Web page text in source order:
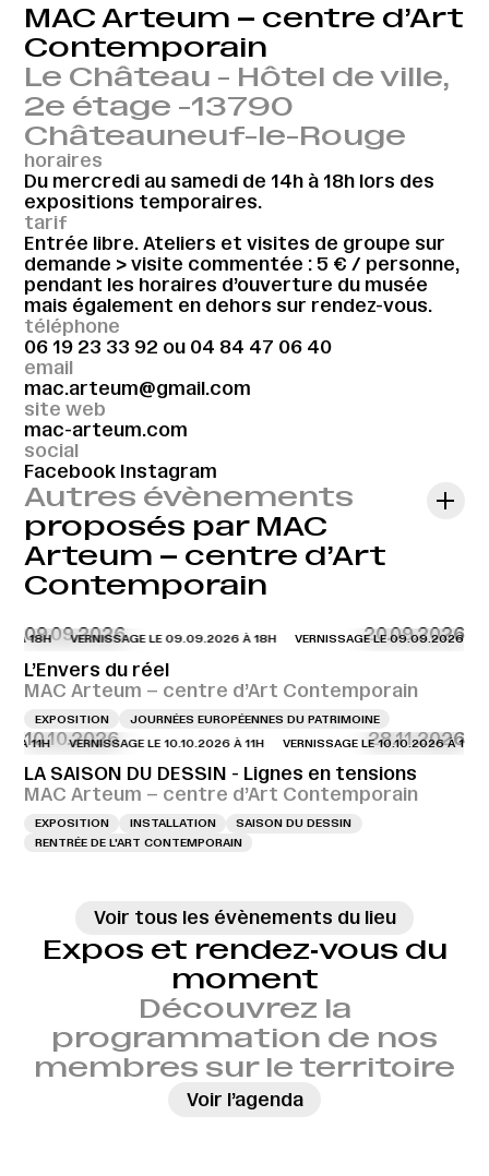
MAC Arteum – centre d’Art
Contemporain
Le Château - Hôtel de ville,
2e étage -13790
Châteauneuf-le-Rouge
horaires
Du mercredi au samedi de 14h à 18h lors des
expositions temporaires.
tarif
Entrée libre. Ateliers et visites de groupe sur
demande > visite commentée : 5 € / personne,
pendant les horaires d’ouverture du musée
mais également en dehors sur rendez-vous.
téléphone
06 19 23 33 92 ou 04 84 47 06 40
email
mac.arteum@gmail.com
site web
mac-arteum.com
social
Facebook Instagram
Autres évènements
proposés par MAC
Arteum – centre d’Art
Contemporain
09.09.2026 20.09.2026
À 18H VERNISSAGE LE 09.09.2026 À 18H VERNISSAGE LE 09.09.2026 À
L’Envers du réel
MAC Arteum – centre d’Art Contemporain
EXPOSITION JOURNÉES EUROPÉENNES DU PATRIMOINE
10.10.2026 28.11.2026
À 11H VERNISSAGE LE 10.10.2026 À 11H VERNISSAGE LE 10.10.2026 À 11H
LA SAISON DU DESSIN - Lignes en tensions
MAC Arteum – centre d’Art Contemporain
EXPOSITION INSTALLATION
SAISON DU DESSIN
RENTRÉE DE L'ART CONTEMPORAIN
Voir tous les évènements du lieu
Expos et rendez‑vous du
moment
Découvrez la
programmation de nos
membres sur le territoire
Voir l’agenda